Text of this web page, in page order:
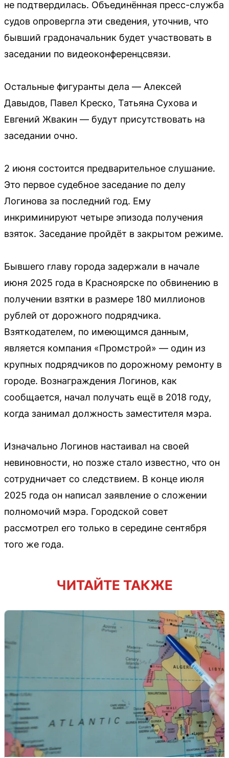
не подтвердилась. Объединённая пресс-служба
судов опровергла эти сведения, уточнив, что
бывший градоначальник будет участвовать в
заседании по видеоконференцсвязи.
Остальные фигуранты дела — Алексей
Давыдов, Павел Креско, Татьяна Сухова и
Евгений Жвакин — будут присутствовать на
заседании очно.
2 июня состоится предварительное слушание.
Это первое судебное заседание по делу
Логинова за последний год. Ему
инкриминируют четыре эпизода получения
взяток. Заседание пройдёт в закрытом режиме.
Бывшего главу города задержали в начале
июня 2025 года в Красноярске по обвинению в
получении взятки в размере 180 миллионов
рублей от дорожного подрядчика.
Взяткодателем, по имеющимся данным,
является компания «Промстрой» — один из
крупных подрядчиков по дорожному ремонту в
городе. Вознаграждения Логинов, как
сообщается, начал получать ещё в 2018 году,
когда занимал должность заместителя мэра.
Изначально Логинов настаивал на своей
невиновности, но позже стало известно, что он
сотрудничает со следствием. В конце июля
2025 года он написал заявление о сложении
полномочий мэра. Городской совет
рассмотрел его только в середине сентября
того же года.
ЧИТАЙТЕ ТАКЖЕ